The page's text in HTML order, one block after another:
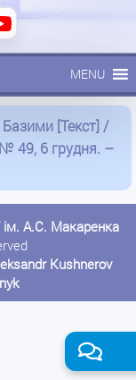
MENU
[Текст] /
49, 6 грудня. –
ім. А.С. Макаренка
Kushnerov